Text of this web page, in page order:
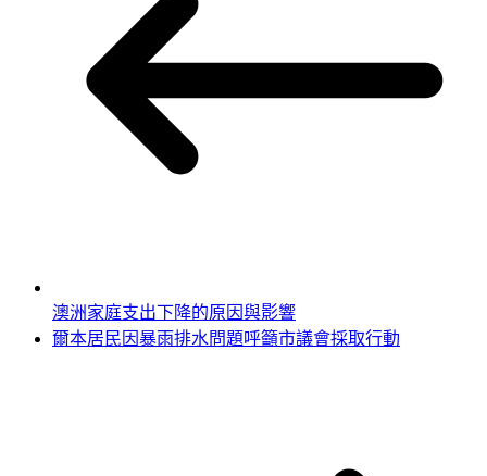
澳洲家庭支出下降的原因與影響
爾本居民因暴雨排水問題呼籲市議會採取行動